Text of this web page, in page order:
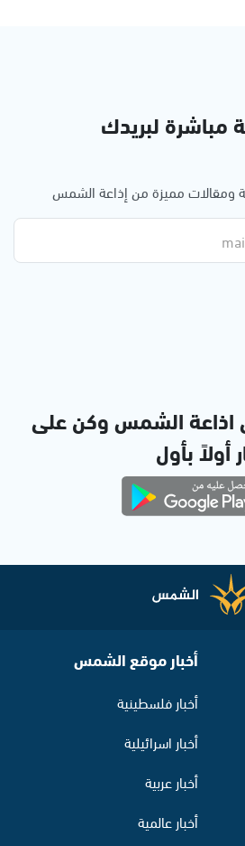
مباشرة لبريدك
ومقالات مميزة من إذاعة الشمس
اذاعة الشمس وكن على
أولاً بأول
أخبار موقع الشمس
أخبار فلسطينية
أخبار اسرائيلية
أخبار عربية
أخبار عالمية